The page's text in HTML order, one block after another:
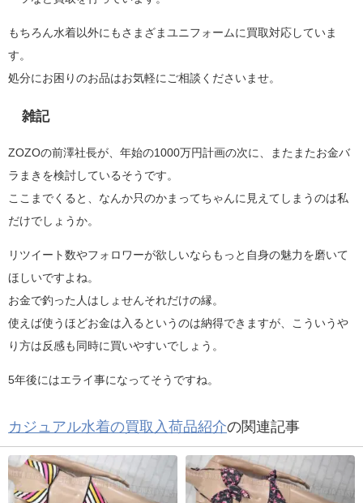
もちろん水着以外にもさまざまユニフォームに買取対応していま
す。
処分にお困りのお品はお気軽にご相談くださいませ。
雑記
ZOZOの前澤社長が、年始の1000万円計画の次に、またまたお金バ
ラまきを検討しているそうです。
ここまでくると、なんか只のかまってちゃんに見えてしまうのは私
だけでしょうか。
リツイート数やフォロワーが欲しいならもっと自身の魅力を磨いて
ほしいですよね。
お金で釣った人はしょせんそれだけの縁。
使えば使うほどお金は入るというのは納得できますが、こういうや
り方は反感も同時に買いやすいでしょう。
5年後にはエライ事になってそうですね。
カジュアル水着の買取入荷品紹介の関連記事